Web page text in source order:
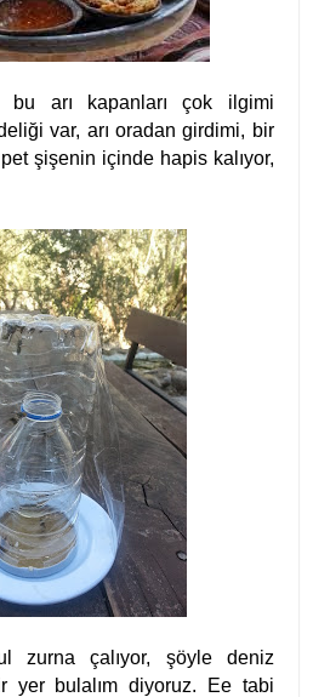
bu arı kapanları çok ilgimi
var, arı oradan girdimi, bir
şişenin içinde hapis kalıyor,
zurna çalıyor, şöyle deniz
yer bulalım diyoruz. Ee tabi